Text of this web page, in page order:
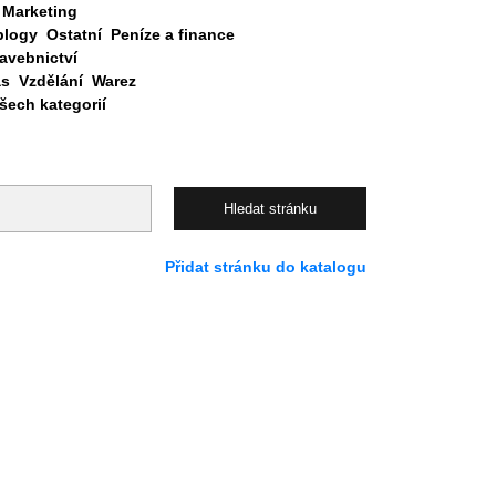
Marketing
Ostatní Peníze a finance
Vzdělání Warez
kategorií
Přidat stránku do katalogu